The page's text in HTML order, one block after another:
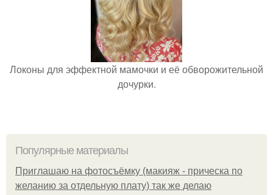
Локоны для эффектной мамочки и её обворожительной
дочурки.
Популярные материалы
Приглашаю на фотосъёмку (макияж - прическа по
желанию за отдельную плату) так же делаю